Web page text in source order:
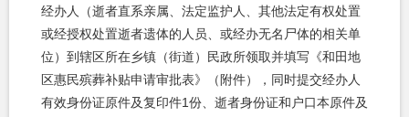
经办人（逝者直系亲属、法定监护人、其他法定有权处置
或经授权处置逝者遗体的人员、或经办无名尸体的相关单
位）到辖区所在乡镇（街道）民政所领取并填写《和田地
区惠民殡葬补贴申请审批表》（附件），同时提交经办人
有效身份证原件及复印件1份、逝者身份证和户口本原件及